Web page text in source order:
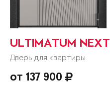
ULTIMATUM NEXT
Дверь для квартиры
от 137 900